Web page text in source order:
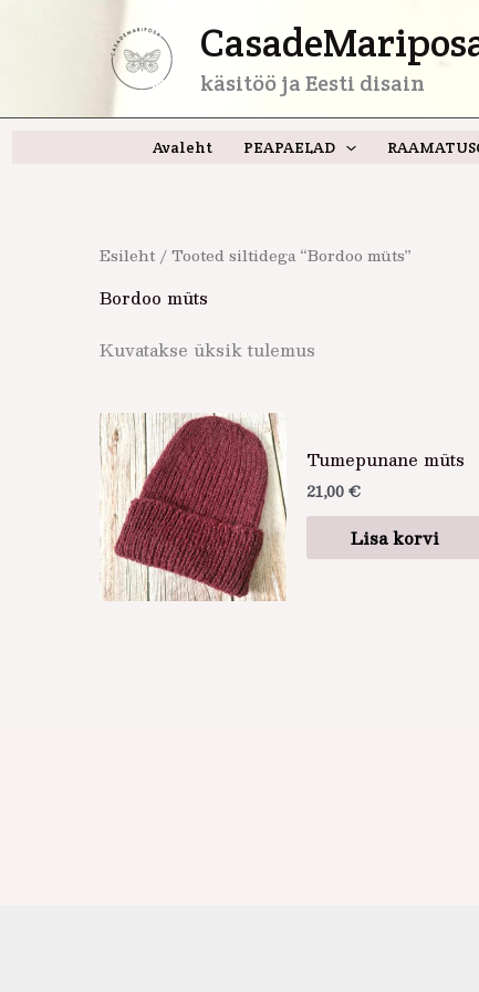
käsitöö ja Eesti disain
Avaleht PEAPAELAD
Esileht / Tooted siltidega “Bordoo müts”
Bordoo müts
Kuvatakse üksik tulemus
Tumepunane müts
21,00€
Lisa korvi